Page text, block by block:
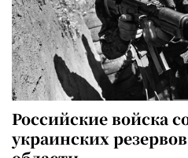
Российские войска
украинских